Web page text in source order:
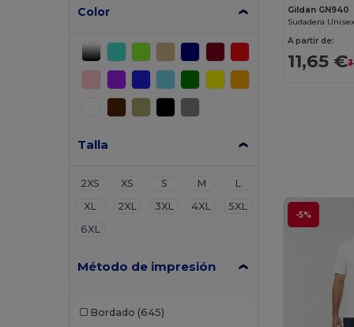
Color
Talla
2XS XS S M
L
XL
2XL 3XL 4XL
5XL
6XL
Método de impresión
Bordado (645)
Gildan GN940
A partir de:
11,65 €
-5%